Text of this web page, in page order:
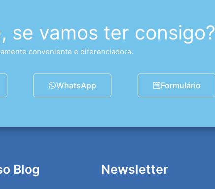
se vamos ter consigo?
conveniente e diferenciadora.
WhatsApp Formulário
Blog
Newsletter